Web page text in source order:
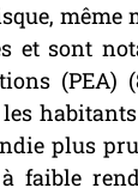
même
et sont
(PEA)
plus
faible